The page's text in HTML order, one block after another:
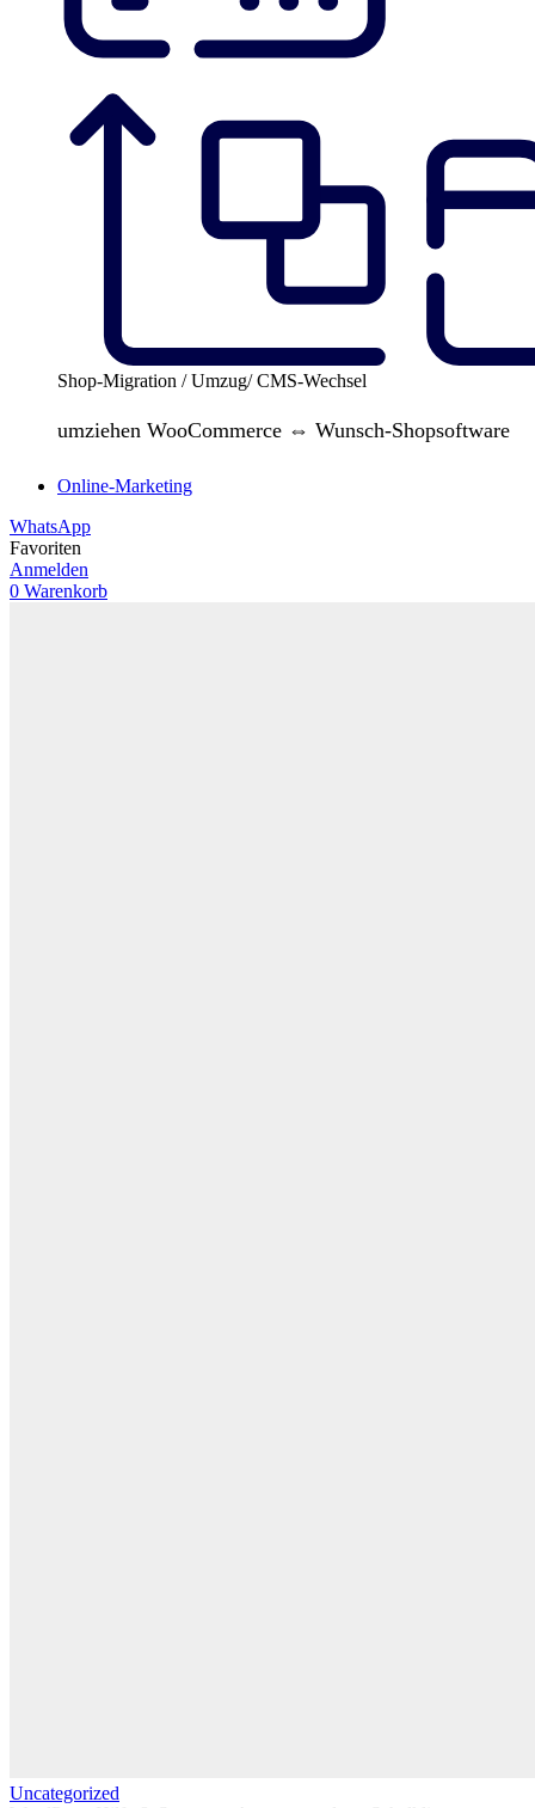
Shop-Migration / Umzug/ CMS-Wechsel
umziehen WooCommerce ⇔ Wunsch-Shopsoftware
Online-Marketing
WhatsApp
Favoriten
Anmelden
0 Warenkorb
Uncategorized